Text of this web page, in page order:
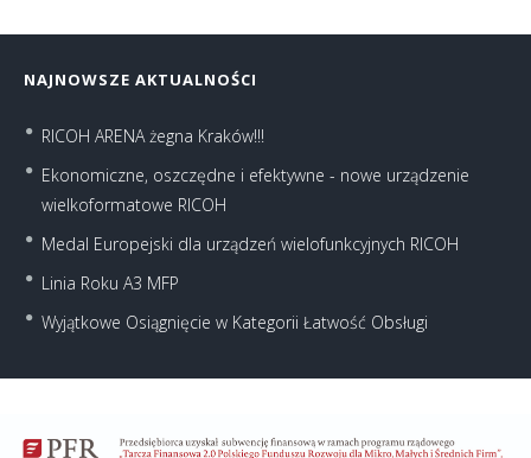
NAJNOWSZE AKTUALNOŚCI
RICOH ARENA żegna Kraków!!!
Ekonomiczne, oszczędne i efektywne - nowe urządzenie
wielkoformatowe RICOH
Medal Europejski dla urządzeń wielofunkcyjnych RICOH
Linia Roku A3 MFP
Wyjątkowe Osiągnięcie w Kategorii Łatwość Obsługi